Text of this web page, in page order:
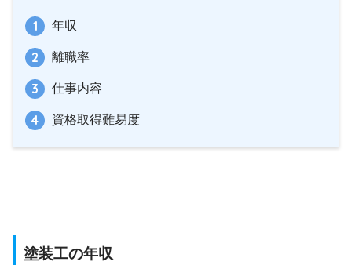
年収
離職率
仕事内容
資格取得難易度
塗装工の年収